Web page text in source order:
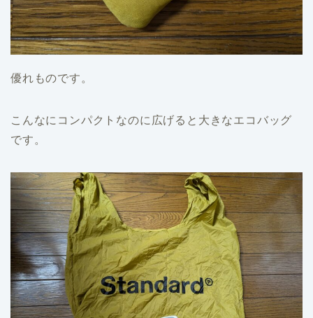
優れものです。
こんなにコンパクトなのに広げると大きなエコバッグ
です。